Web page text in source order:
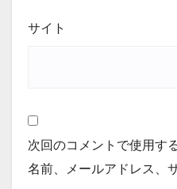
サイト
次回のコメントで使用す
名前、メールアドレス、